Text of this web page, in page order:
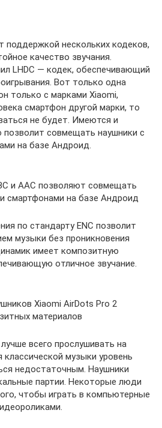
нескольких кодеков,
качество звучания.
LHDC — кодек, обеспечивающий
Вот только одна
только с марками Xiaomi,
смартфон другой марки, то
не будет. Имеются и
позволит совмещать наушники с
на базе Андроид.
и AAC позволяют совмещать
смартфонами на базе Андроид
по стандарту ENC позволит
музыки без проникновения
имеет композитную
отличное звучание.
Xiaomi AirDots Pro 2
материалов
всего прослушивать на
музыки уровень
недостаточным. Наушники
партии. Некоторые люди
чтобы играть в компьютерные